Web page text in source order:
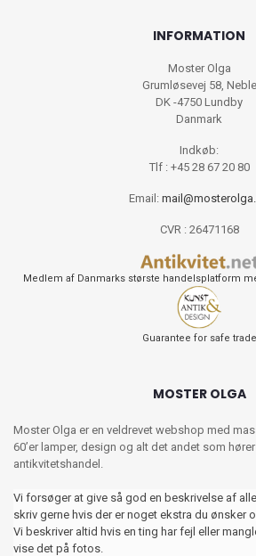
INFORMATION
Moster Olga
Grumløsevej 58, Neble
DK -4750 Lundby
Danmark
Indkøb:
Tlf : +45 28 67 20 80
Email:
CVR : 26471168
Medlem af Danmarks største handelsplatform
Guarantee for safe trade
MOSTER OLGA
Moster Olga er en veldrevet webshop med
60’er lamper, design og alt det andet som
antikvitetshandel.
Vi forsøger at give så god en beskrivelse af
skriv gerne hvis der er noget ekstra du ønsker
Vi beskriver altid hvis en ting har fejl eller
vise det på fotos.